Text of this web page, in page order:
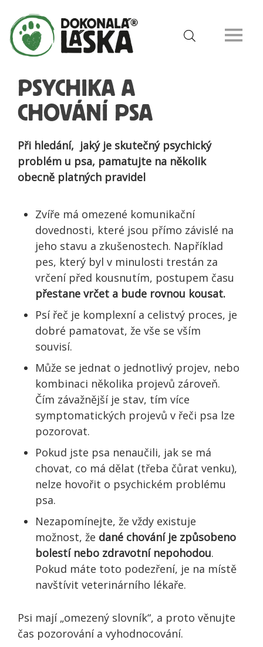
PSYCHIKA A
CHOVÁNÍ PSA
Při hledání, jaký je skutečný psychický
problém u psa, pamatujte na několik
obecně platných pravidel
Zvíře má omezené komunikační
dovednosti, které jsou přímo závislé na
jeho stavu a zkušenostech. Například
pes, který byl v minulosti trestán za
vrčení před kousnutím, postupem času
přestane vrčet a bude rovnou kousat.
Psí řeč je komplexní a celistvý proces, je
dobré pamatovat, že vše se vším
souvisí.
Může se jednat o jednotlivý projev, nebo
kombinaci několika projevů zároveň.
Čím závažnější je stav, tím více
symptomatických projevů v řeči psa lze
pozorovat.
Pokud jste psa nenaučili, jak se má
chovat, co má dělat (třeba čůrat venku),
nelze hovořit o psychickém problému
psa.
Nezapomínejte, že vždy existuje
možnost, že dané chování je způsobeno
bolestí nebo zdravotní nepohodou.
Pokud máte toto podezření, je na místě
navštívit veterinárního lékaře.
Psi mají „omezený slovník“, a proto věnujte
čas pozorování a vyhodnocování.